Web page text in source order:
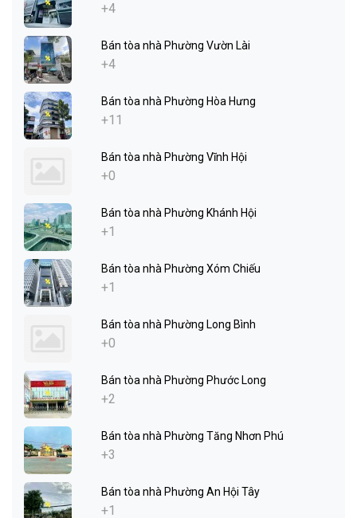
+4
Bán tòa nhà Phường Vườn Lài
+4
Bán tòa nhà Phường Hòa Hưng
+11
Bán tòa nhà Phường Vĩnh Hội
+0
Bán tòa nhà Phường Khánh Hội
+1
Bán tòa nhà Phường Xóm Chiếu
+1
Bán tòa nhà Phường Long Bình
+0
Bán tòa nhà Phường Phước Long
+2
Bán tòa nhà Phường Tăng Nhơn Phú
+3
Bán tòa nhà Phường An Hội Tây
+1